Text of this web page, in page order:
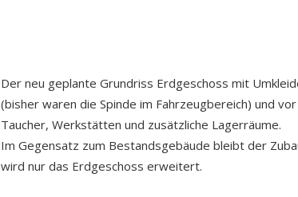
Der neu geplante Grundriss Erdgeschoss mit
(bisher waren die Spinde im Fahrzeugbereich) und
Taucher, Werkstätten und zusätzliche Lagerräume.
Im Gegensatz zum Bestandsgebäude bleibt der
wird nur das Erdgeschoss erweitert.